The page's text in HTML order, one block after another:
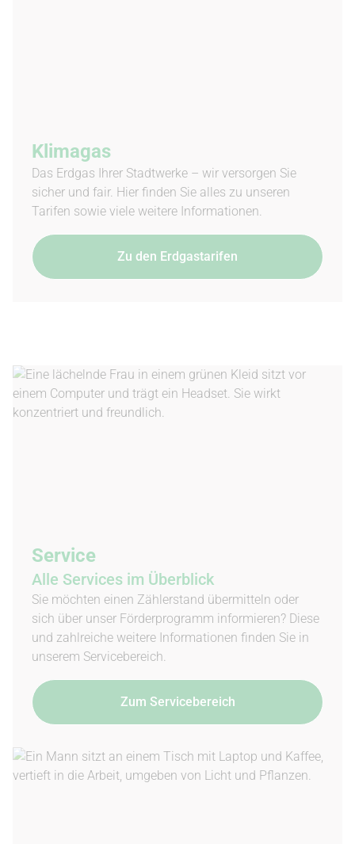
Klimagas
Das Erdgas Ihrer Stadtwerke – wir versorgen Sie
sicher und fair. Hier finden Sie alles zu unseren
Tarifen sowie viele weitere Informationen.
Zu den Erdgastarifen
Service
Alle Services im Überblick
Sie möchten einen Zählerstand übermitteln oder
sich über unser Förderprogramm informieren? Diese
und zahlreiche weitere Informationen finden Sie in
unserem Servicebereich.
Zum Servicebereich